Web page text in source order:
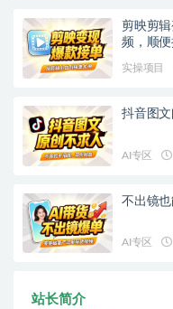
剪映剪
频，顺
实操项目
抖音图
AI专区
不出镜
AI专区
站长简介